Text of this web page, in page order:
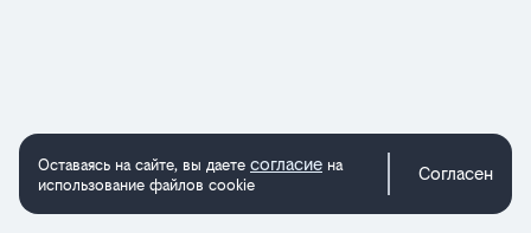
Оставаясь на сайте, вы даете согласие на
использование файлов cookie
Согласен